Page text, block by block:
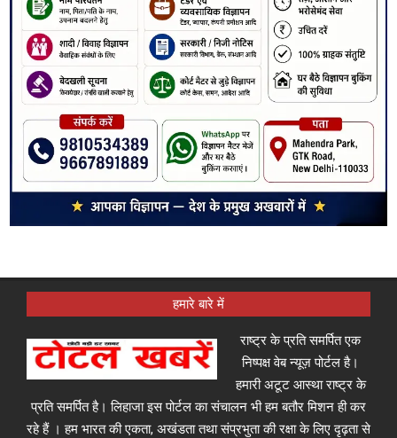
हमारे बारे में
राष्ट्र के प्रति समर्पित एक
निष्पक्ष वेब न्यूज़ पोर्टल है।
हमारी अटूट आस्था राष्ट्र के
प्रति समर्पित है। लिहाजा इस पोर्टल का संचालन भी हम बतौर मिशन ही कर
रहे हैं । हम भारत की एकता, अखंडता तथा संप्रभुता की रक्षा के लिए दृढ़ता से